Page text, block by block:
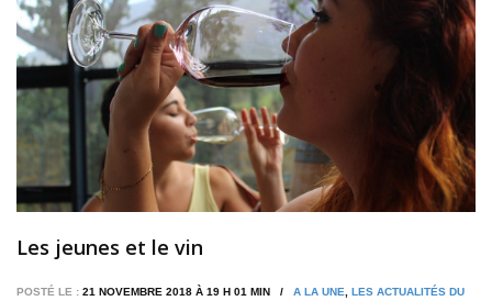
Les jeunes et le vin
POSTÉ LE : 21 NOVEMBRE 2018 À 19 H 01 MIN / A LA UNE, LES ACTUALITÉS DU